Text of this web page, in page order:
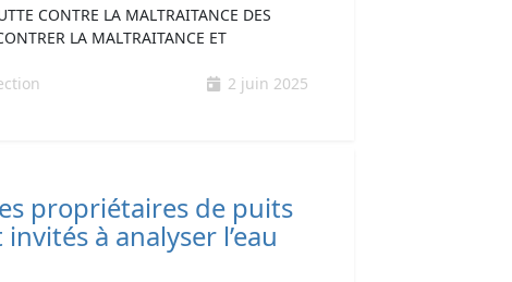
CONTRE LA MALTRAITANCE DES
LA MALTRAITANCE ET
2 juin 2025
propriétaires de puits
à analyser l’eau